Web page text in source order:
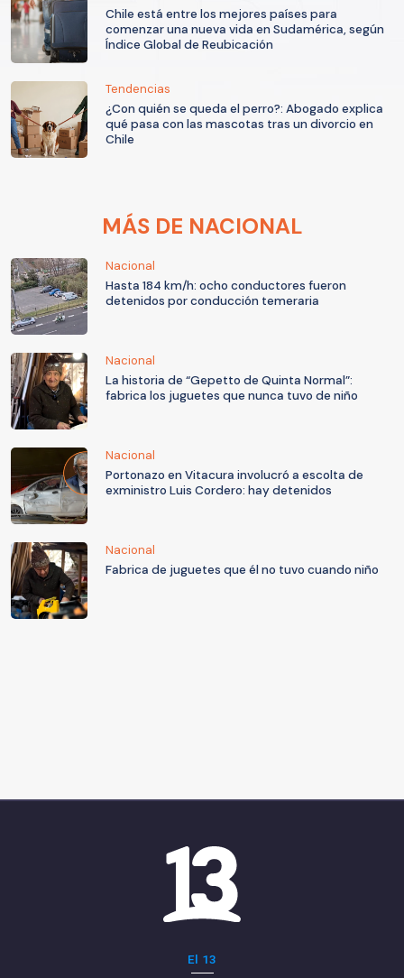
Chile está entre los mejores países para
comenzar una nueva vida en Sudamérica, según
Índice Global de Reubicación
Tendencias
¿Con quién se queda el perro?: Abogado explica
qué pasa con las mascotas tras un divorcio en
Chile
MÁS DE NACIONAL
Nacional
Hasta 184 km/h: ocho conductores fueron
detenidos por conducción temeraria
Nacional
La historia de “Gepetto de Quinta Normal”:
fabrica los juguetes que nunca tuvo de niño
Nacional
Portonazo en Vitacura involucró a escolta de
exministro Luis Cordero: hay detenidos
Nacional
Fabrica de juguetes que él no tuvo cuando niño
El 13